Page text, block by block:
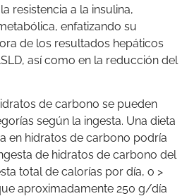
resistencia a la insulina,
enfatizando su
de los resultados hepáticos
así como en la reducción del
de carbono se pueden
según la ingesta. Una dieta
en hidratos de carbono podría
de hidratos de carbono del
total de calorías por día, o >
aproximadamente 250 g/día